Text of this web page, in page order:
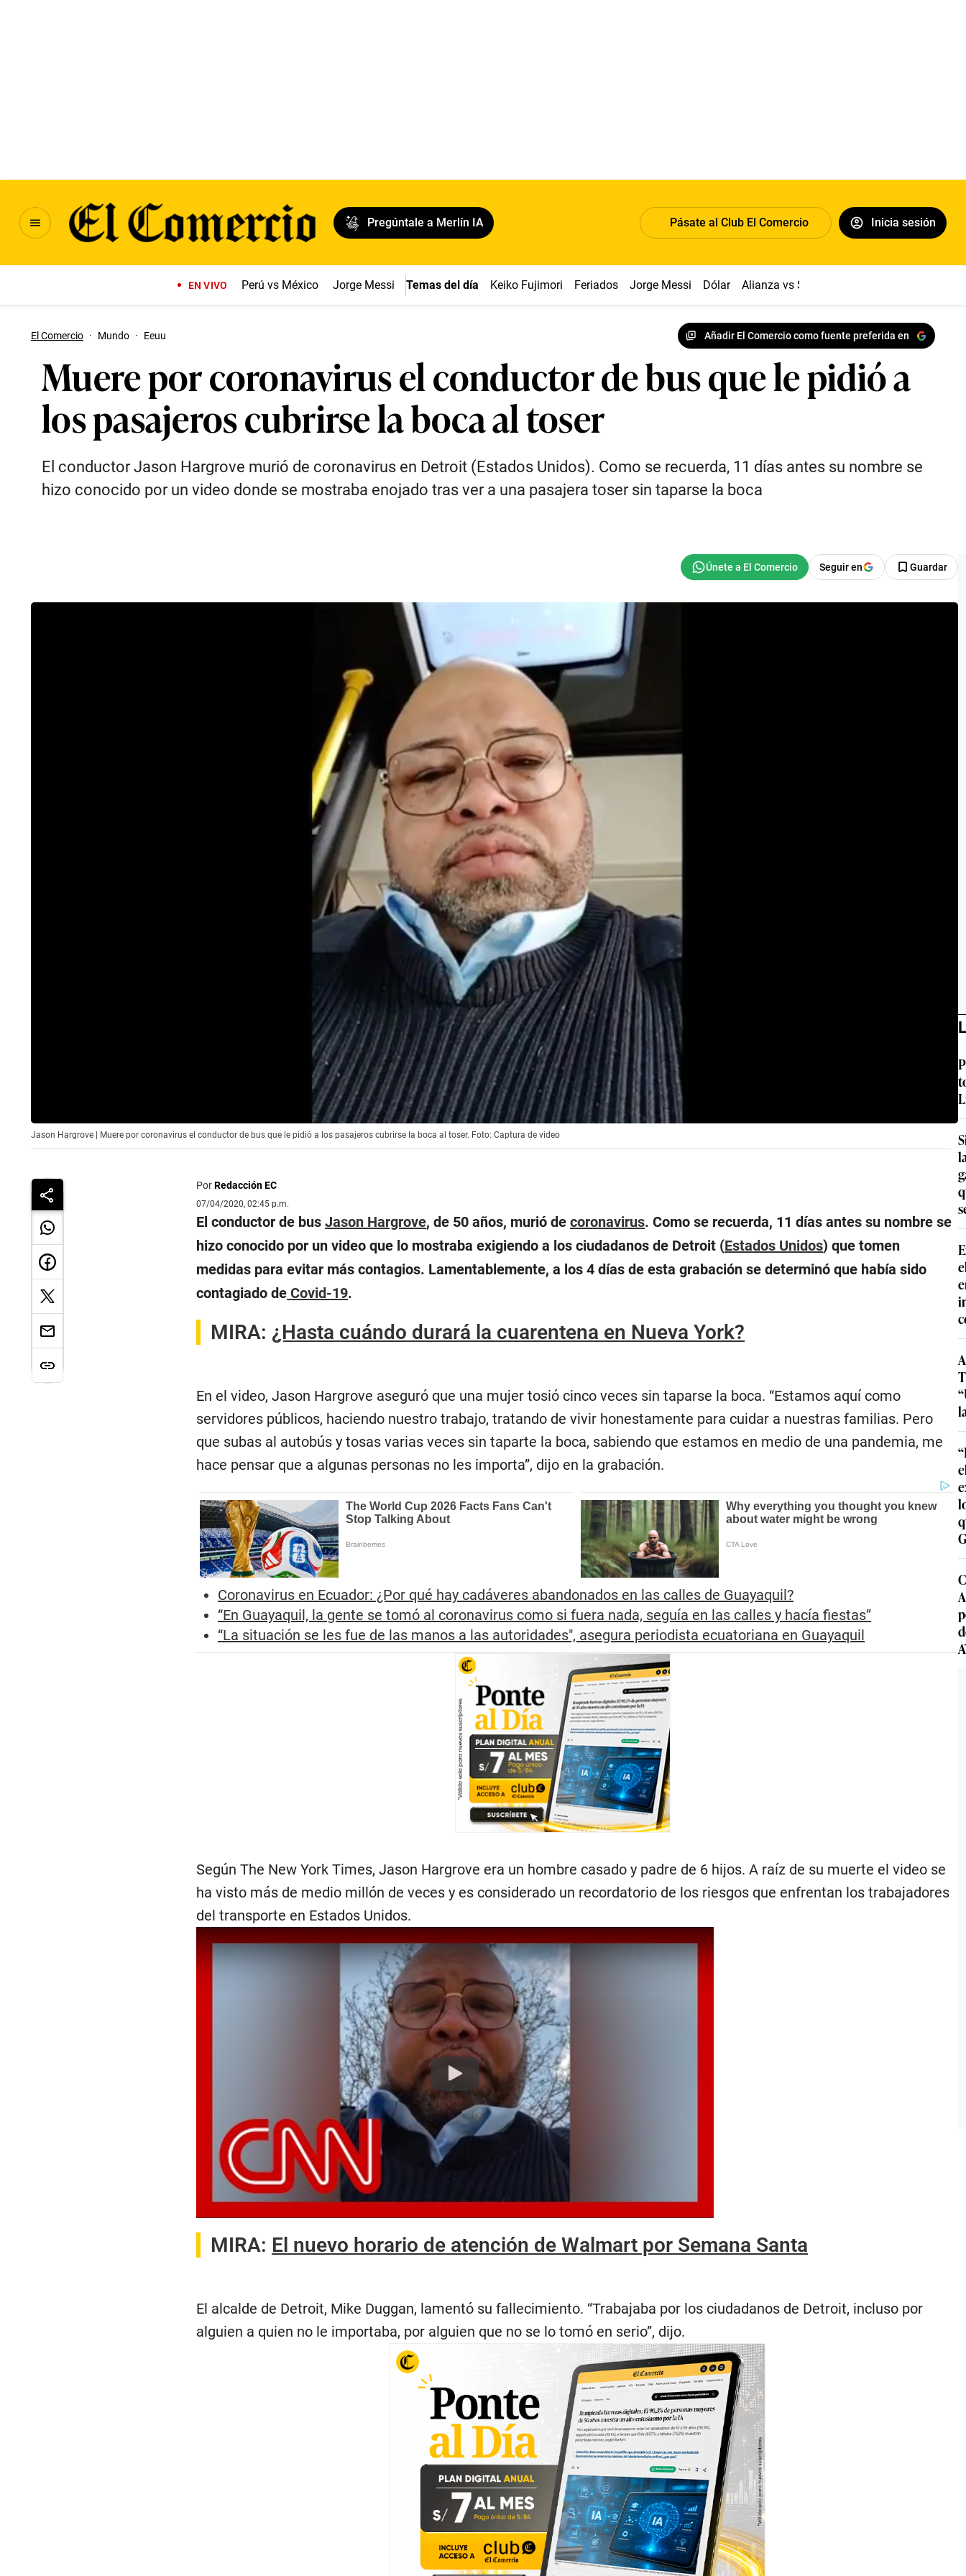
Pregúntale a Merlín IA Pásate al Club El Comercio Inicia sesión
EN VIVO Perú vs México Jorge Messi Temas del día Keiko Fujimori Feriados Jorge Messi Dólar Alianza vs Sport Boys
El Comercio · Mundo · Eeuu Añadir El Comercio como fuente preferida en
Muere por coronavirus el conductor de bus que le pidió a
los pasajeros cubrirse la boca al toser
El conductor Jason Hargrove murió de coronavirus en Detroit (Estados Unidos). Como se recuerda, 11 días antes su nombre se
hizo conocido por un video donde se mostraba enojado tras ver a una pasajera toser sin taparse la boca
Seguir en Guardar
Jason Hargrove | Muere por coronavirus el conductor de bus que le pidió a los pasajeros cubrirse la boca al toser. Foto: Captura de video
PorRedacción EC
07/04/2020, 02:45 p.m.
El conductor de busJason Hargrove, de 50 años, murió decoronavirus. Como se recuerda, 11 días antes su nombre se
hizo conocido por un video que lo mostraba exigiendo a los ciudadanos de Detroit (Estados Unidos) que tomen
medidas para evitar más contagios. Lamentablemente, a los 4 días de esta grabación se determinó que había sido
contagiado de Covid-19.
MIRA: ¿Hasta cuándo durará la cuarentena en Nueva York?
En el video, Jason Hargrove aseguró que una mujer tosió cinco veces sin taparse la boca. “Estamos aquí como
servidores públicos, haciendo nuestro trabajo, tratando de vivir honestamente para cuidar a nuestras familias. Pero
que subas al autobús y tosas varias veces sin taparte la boca, sabiendo que estamos en medio de una pandemia, me
hace pensar que a algunas personas no les importa”, dijo en la grabación.
Coronavirus en Ecuador: ¿Por qué hay cadáveres abandonados en las calles de Guayaquil?
“En Guayaquil, la gente se tomó al coronavirus como si fuera nada, seguía en las calles y hacía fiestas”
“La situación se les fue de las manos a las autoridades", asegura periodista ecuatoriana en Guayaquil
Según The New York Times, Jason Hargrove era un hombre casado y padre de 6 hijos. A raíz de su muerte el video se
ha visto más de medio millón de veces y es considerado un recordatorio de los riesgos que enfrentan los trabajadores
del transporte en Estados Unidos.
Play
MIRA: El nuevo horario de atención de Walmart por Semana Santa
El alcalde de Detroit, Mike Duggan, lamentó su fallecimiento. “Trabajaba por los ciudadanos de Detroit, incluso por
alguien a quien no le importaba, por alguien que no se lo tomó en serio”, dijo.